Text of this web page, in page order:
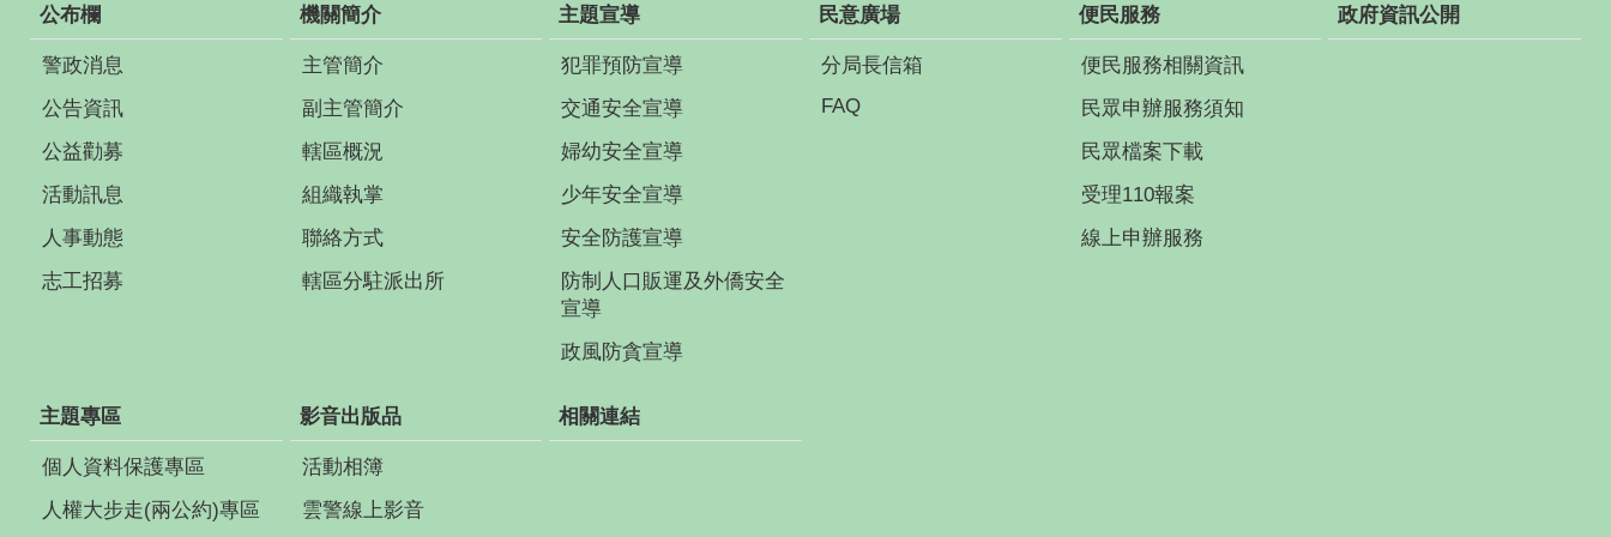
公布欄
警政消息
公告資訊
公益勸募
活動訊息
人事動態
志工招募
機關簡介
主管簡介
副主管簡介
轄區概況
組織執掌
聯絡方式
轄區分駐派出所
主題宣導
犯罪預防宣導
交通安全宣導
婦幼安全宣導
少年安全宣導
安全防護宣導
防制人口販運及外僑安全
宣導
政風防貪宣導
民意廣場
分局長信箱
FAQ
便民服務
便民服務相關資訊
民眾申辦服務須知
民眾檔案下載
受理110報案
線上申辦服務
政府資訊公開
主題專區
個人資料保護專區
人權大步走(兩公約)專區
影音出版品
活動相簿
雲警線上影音
相關連結